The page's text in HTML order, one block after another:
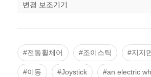
변경 보조기기
#전동휠체어 #조이스틱 #지지
#이동 #Joystick #an electric